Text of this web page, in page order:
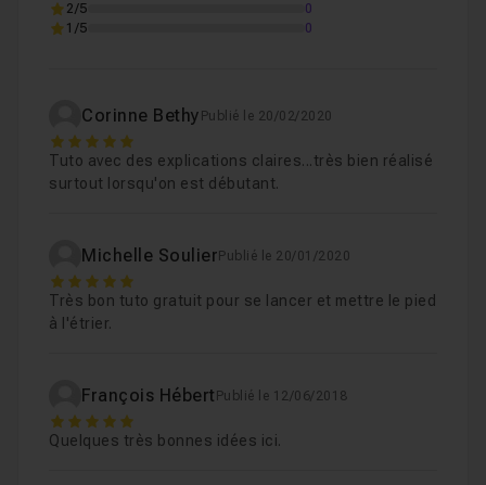
2/5
0
1/5
0
Corinne Bethy Publié le 20/02/2020
5
Tuto avec des explications claires...très bien réalisé
surtout lorsqu'on est débutant.
Michelle Soulier Publié le 20/01/2020
5
Très bon tuto gratuit pour se lancer et mettre le pied
à l'étrier.
François Hébert Publié le 12/06/2018
5
Quelques très bonnes idées ici.